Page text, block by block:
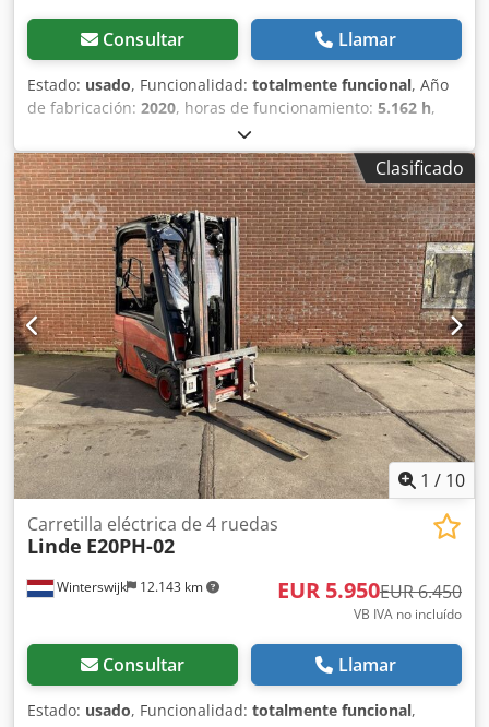
Consultar Llamar
Estado: usado, Funcionalidad: totalmente funcional, Año
de fabricación: 2020, horas de funcionamiento: 5.162 h,
2.000 kg, altura de elevación:
mm, ascensor libre:1.519 mm, tipo de combustible:
eléctrico, tipo de mástil:triple, altura de construcción:
2.121 mm, longitud de la horquilla:1.200 mm, tipo de
accionamiento:Elektro, Apilador eléctrico de 4 ruedas
Centro de gravedad de la carga: 50 Tipo de mástil: tríplex
Estado: listo para usar y completamente operativo Estado
técnico: bueno Neumáticos delanteros, tipo: superelásticos
Neumáticos traseros, tipo: superelásticos Voltaje de la
batería: 48 V Crjdezc Slvspfx Abtof Tipo de batería: PzS Año
de fabricación de la batería: 2018 Rejilla de protección de
la carga, desplazador lateral, tercer circuito hidráulico,
cabina semicerada, espejo retrovisor interior, pedal único,
tapicería de tela, portadocumentos, barras de luces LED
delanteras y traseras, sistema BlueSpot trasero, Linde
Connect.
Clasificado
1 / 10
Winterswijk 12.143 km
Carretilla eléctrica de 4 ruedas
Linde E20PH-02
EUR 5.950EUR 6.450
VB IVA no incluído
Consultar Llamar
Estado: usado, Funcionalidad: totalmente funcional,